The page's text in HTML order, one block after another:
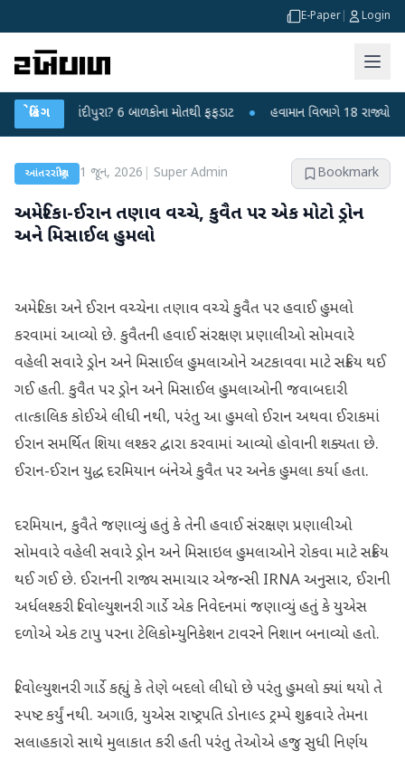
E-Paper Login
બ્રેકિંગ
કે ચાંદીપુરા? 6 બાળકોના મોતથી ફફડાટ ● હવામાન વિભાગે 18 રાજ્યો માટે ભારે
આંતરરાષ્ટ્રીય 1 જૂન, 2026 Super Admin Bookmark
અમેરિકા-ઈરાન તણાવ વચ્ચે, કુવૈત પર એક મોટો ડ્રોન
અને મિસાઈલ હુમલો
અમેરિકા અને ઈરાન વચ્ચેના તણાવ વચ્ચે કુવૈત પર હવાઈ હુમલો
કરવામાં આવ્યો છે. કુવૈતની હવાઈ સંરક્ષણ પ્રણાલીઓ સોમવારે
વહેલી સવારે ડ્રોન અને મિસાઈલ હુમલાઓને અટકાવવા માટે સક્રિય થઈ
ગઈ હતી. કુવૈત પર ડ્રોન અને મિસાઈલ હુમલાઓની જવાબદારી
તાત્કાલિક કોઈએ લીધી નથી, પરંતુ આ હુમલો ઈરાન અથવા ઈરાકમાં
ઈરાન સમર્થિત શિયા લશ્કર દ્વારા કરવામાં આવ્યો હોવાની શક્યતા છે.
ઈરાન-ઈરાન યુદ્ધ દરમિયાન બંનેએ કુવૈત પર અનેક હુમલા કર્યા હતા.
દરમિયાન, કુવૈતે જણાવ્યું હતું કે તેની હવાઈ સંરક્ષણ પ્રણાલીઓ
સોમવારે વહેલી સવારે ડ્રોન અને મિસાઇલ હુમલાઓને રોકવા માટે સક્રિય
થઈ ગઈ છે. ઈરાનની રાજ્ય સમાચાર એજન્સી IRNA અનુસાર, ઈરાની
અર્ધલશ્કરી રિવોલ્યુશનરી ગાર્ડે એક નિવેદનમાં જણાવ્યું હતું કે યુએસ
દળોએ એક ટાપુ પરના ટેલિકોમ્યુનિકેશન ટાવરને નિશાન બનાવ્યો હતો.
રિવોલ્યુશનરી ગાર્ડે કહ્યું કે તેણે બદલો લીધો છે પરંતુ હુમલો ક્યાં થયો તે
સ્પષ્ટ કર્યું નથી. અગાઉ, યુએસ રાષ્ટ્રપતિ ડોનાલ્ડ ટ્રમ્પે શુક્રવારે તેમના
સલાહકારો સાથે મુલાકાત કરી હતી પરંતુ તેઓએ હજુ સુધી નિર્ણય